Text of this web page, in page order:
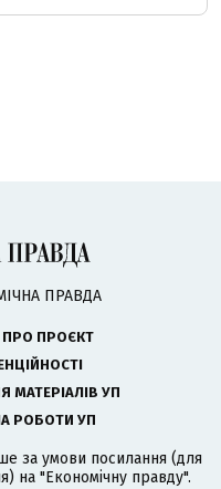
ПРАВДА
ПРО ПРОЄКТ
МАТЕРІАЛІВ УП
РОБОТИ УП
за умови посилання (для
на "Економічну правду".